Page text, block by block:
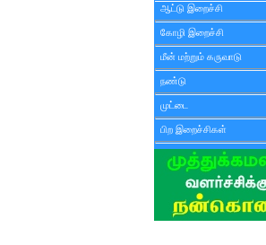
ஆட்டு இறைச்சி
கோழி இறைச்சி
மீன் மற்றும் கருவாடு
நண்டு
முட்டை
பிற இறைச்சிகள்